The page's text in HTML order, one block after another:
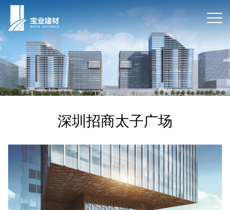
深圳招商太子广场